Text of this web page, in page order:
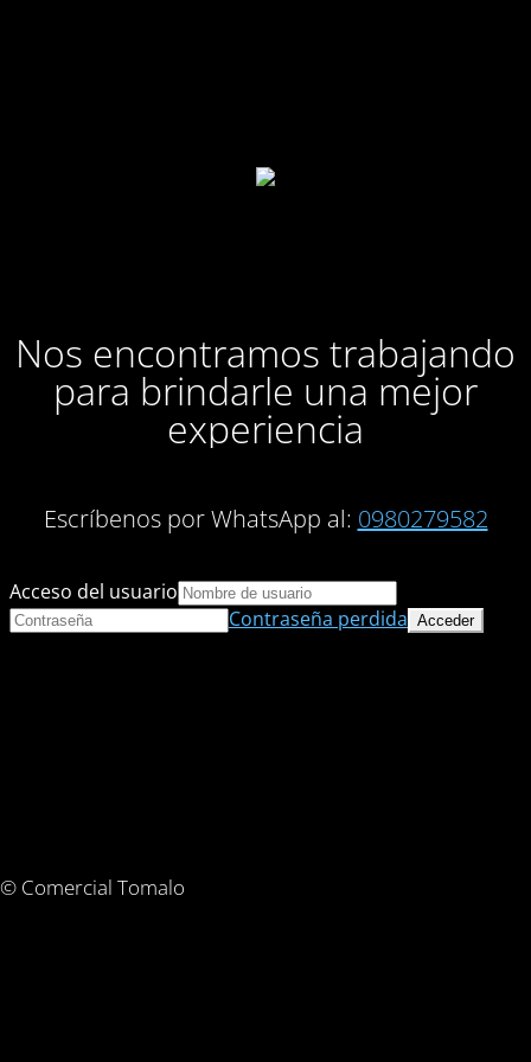
Nos encontramos trabajando
para brindarle una mejor
experiencia
Escríbenos por WhatsApp al: 0980279582
© Comercial Tomalo
Acceso del usuario
Contraseña perdida